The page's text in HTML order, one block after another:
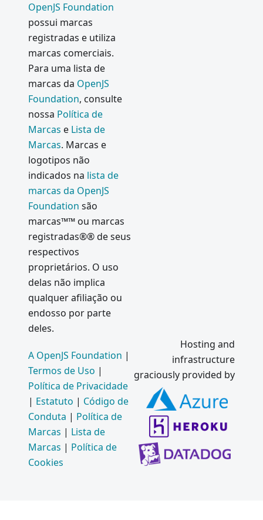
OpenJS Foundation
possui marcas
registradas e utiliza
marcas comerciais.
Para uma lista de
marcas da OpenJS
Foundation, consulte
nossa Política de
Marcas e Lista de
Marcas. Marcas e
logotipos não
indicados na lista de
marcas da OpenJS
Foundation são
marcas™™ ou marcas
registradas®® de seus
respectivos
proprietários. O uso
delas não implica
qualquer afiliação ou
endosso por parte
deles.
A OpenJS Foundation |
Termos de Uso |
Política de Privacidade
| Estatuto | Código de
Conduta | Política de
Marcas | Lista de
Marcas | Política de
Cookies
Hosting and
infrastructure
graciously provided by